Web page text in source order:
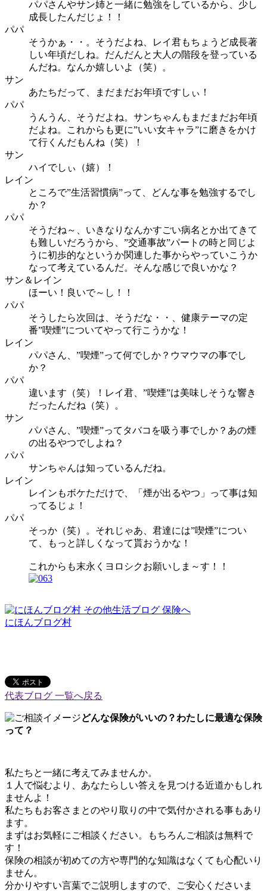
パパさんやサン姉と一緒に勉強をしているから、少し
成長したんだじょ！！
パパ
そうかぁ・・。そうだよね、レイ君もちょうど成長著
しい年頃だしね。だんだんと大人の階段を登っている
んだね。なんか嬉しいよ（笑）。
サン
あたちだって、まだまだお年頃ですしぃ！
パパ
うんうん、そうだよね。サンちゃんもまだまだお年頃
だよね。これからも更に”いい女キャラ”に磨きをかけ
て行くんだもんね（笑）！
サン
ハイでしぃ（嬉）！
レイン
ところで”生活習慣病”って、どんな事を勉強するでし
か？
パパ
そうだね～、いきなりなんかすごい病名とか出てきて
も難しいだろうから、”交通事故”パートの時と同じよ
うに初歩的なというか関連した事からやっていこうか
なって考えているんだ。そんな感じで良いかな？
サン＆レイン
ほーい！良いで～し！！
パパ
そうしたら次回は、そうだな・・、健康テーマの定
番”喫煙”についてやって行こうかな！
レイン
パパさん、”喫煙”って何でしか？ウマウマの事でし
か？
パパ
違います（笑）！レイ君、”喫煙”は美味しそうな響き
だったんだね（笑）。
サン
パパさん、”喫煙”ってタバコを吸う事でしか？あの煙
の出るやつでしよね？
パパ
サンちゃんは知っているんだね。
レイン
レインもボケただけで、「煙が出るやつ」って事は知
ってるじょ！
パパ
そっか（笑）。それじゃあ、君達には”喫煙”につい
て、もっと詳しくなって貰おうかな！
これからも末永くヨロシクお願いしま～す！！
にほんブログ村
代表ブログ 一覧へ戻る
どんな保険がいいの？わたしに最適な保険
って？
私たちと一緒に考えてみませんか。
１人で悩むより、あなたらしい答えを見つける近道かもしれ
ませんよ！
私たちもお客さまとのやり取りの中で気付かされる事もあり
ます。
まずはお気軽にご相談ください。もちろんご相談は無料で
す！
保険の相談が初めての方や専門的な知識はなくても心配いり
ません。
分かりやすい言葉でご説明しますので、ご安心くださいま